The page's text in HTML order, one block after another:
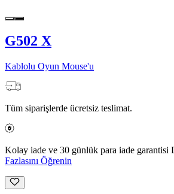
G502 X
Kablolu Oyun Mouse'u
Tüm siparişlerde ücretsiz teslimat.
Kolay iade ve 30 günlük para iade garantisi
Fazlasını Öğrenin